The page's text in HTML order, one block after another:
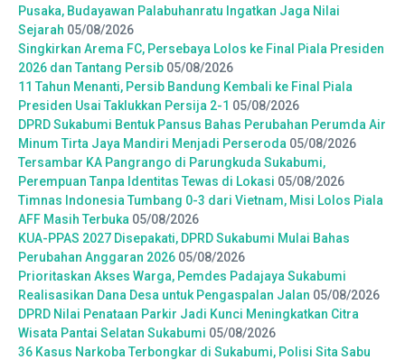
Pusaka, Budayawan Palabuhanratu Ingatkan Jaga Nilai
Sejarah 05/08/2026
Singkirkan Arema FC, Persebaya Lolos ke Final Piala Presiden
2026 dan Tantang Persib 05/08/2026
11 Tahun Menanti, Persib Bandung Kembali ke Final Piala
Presiden Usai Taklukkan Persija 2-1 05/08/2026
DPRD Sukabumi Bentuk Pansus Bahas Perubahan Perumda Air
Minum Tirta Jaya Mandiri Menjadi Perseroda 05/08/2026
Tersambar KA Pangrango di Parungkuda Sukabumi,
Perempuan Tanpa Identitas Tewas di Lokasi 05/08/2026
Timnas Indonesia Tumbang 0-3 dari Vietnam, Misi Lolos Piala
AFF Masih Terbuka 05/08/2026
KUA-PPAS 2027 Disepakati, DPRD Sukabumi Mulai Bahas
Perubahan Anggaran 2026 05/08/2026
Prioritaskan Akses Warga, Pemdes Padajaya Sukabumi
Realisasikan Dana Desa untuk Pengaspalan Jalan 05/08/2026
DPRD Nilai Penataan Parkir Jadi Kunci Meningkatkan Citra
Wisata Pantai Selatan Sukabumi 05/08/2026
36 Kasus Narkoba Terbongkar di Sukabumi, Polisi Sita Sabu